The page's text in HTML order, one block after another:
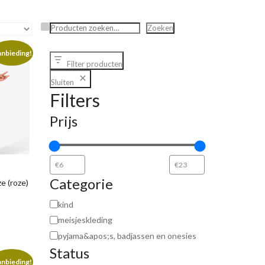
(roze)
Zoeken Zoeken
Filter producten
Sluiten
Filters
Prijs
Categorie
kind
meisjeskleding
pyjama&apos;s, badjassen en onesies
Status